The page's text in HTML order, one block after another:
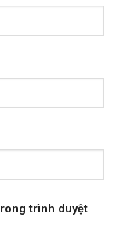
trình duyệt